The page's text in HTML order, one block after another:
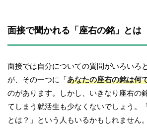
面接で聞かれる「座右の銘」とは
面接では自分についての質問がいろいろ
が、その一つに「あなたの座右の銘は何
のがあります。しかし、いきなり座右の
てしまう就活生も少なくないでしょう。
とは？」という人もいるかもしれません。